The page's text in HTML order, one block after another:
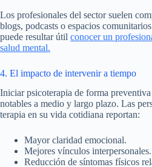
Los profesionales del sector suelen
blogs, podcasts o espacios
puede resultar útil conocer un
salud mental.
4. El impacto de intervenir a tiempo
Iniciar psicoterapia de forma
notables a medio y largo plazo. Las
terapia en su vida cotidiana reportan:
Mayor claridad emocional.
Mejores vínculos interpersonales.
Reducción de síntomas físicos